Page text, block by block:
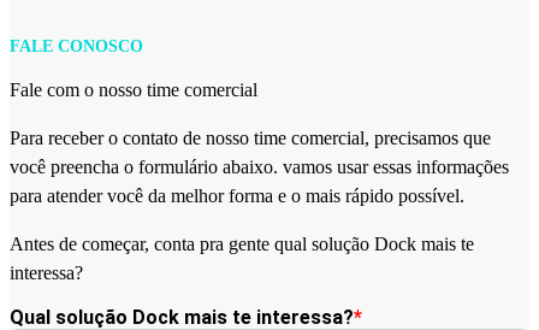
FALE CONOSCO
Fale com o nosso time comercial
Para receber o contato de nosso time comercial, precisamos que
você preencha o formulário abaixo. vamos usar essas informações
para atender você da melhor forma e o mais rápido possível.
Antes de começar, conta pra gente qual solução Dock mais te
interessa?
Qual solução Dock mais te interessa?*